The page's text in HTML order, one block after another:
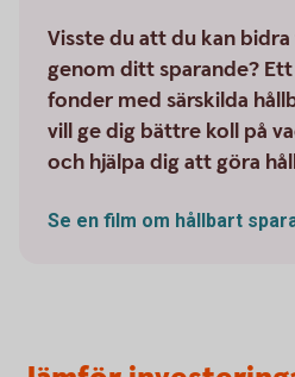
Visste du att du kan
genom ditt sparande?
fonder med särskilda
vill ge dig bättre koll på
och hjälpa dig att göra
Se en film om hållbart